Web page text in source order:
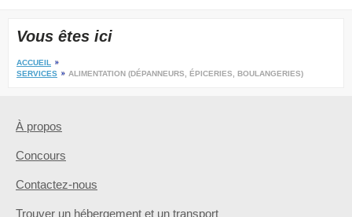
Vous êtes ici
ACCUEIL
SERVICES
ALIMENTATION (DÉPANNEURS, ÉPICERIES, BOULANGERIES)
À propos
Concours
Contactez-nous
Trouver un hébergement et un transport